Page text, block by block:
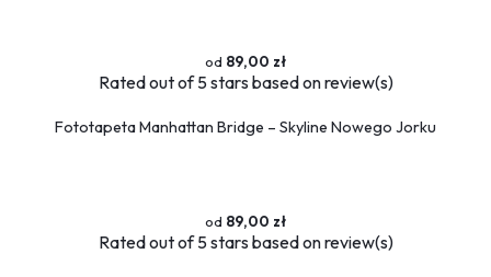
89,00 zł
Ratedout of 5 stars based onreview(s)
Fototapeta Manhattan Bridge – Skyline Nowego Jorku
89,00 zł
Ratedout of 5 stars based onreview(s)